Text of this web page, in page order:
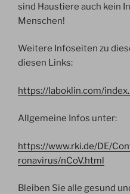
sind Haustiere auch kein
Menschen!
Weitere Infoseiten zu
diesen Links:
https://laboklin.com/
Allgemeine Infos unter:
https://www.rki.de/DE/
ronavirus/nCoV.html
Bleiben Sie alle gesund